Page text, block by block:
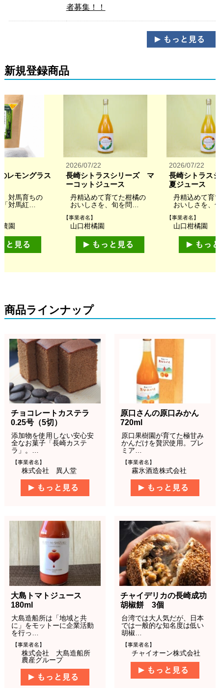
者募集！！
新規登録商品
レモングラス
対馬育ちの
対馬紅…
園
2026/07/22
長崎シトラスシリーズ マ
ーコットジュース
丹精込めて育てた柑橘の
おいしさを、旬を問…
【事業者名】
山口柑橘園
2026/07/22
長崎シトラス
夏ジュース
丹精込めて育
おいしさを、
【事業者名】
山口柑橘園
商品ラインナップ
チョコレートカステラ
0.25号（5切）
添加物を使用しない安心安
全なお菓子「長崎カステ
ラ」。…
【事業者名】
株式会社 異人堂
原口さんの原口みかん
720ml
原口果樹園が育てた極甘み
かんだけを贅沢使用。プレ
ミア…
【事業者名】
霧氷酒造株式会社
大島トマトジュース
180ml
大島造船所は「地域と共
に」をモットーに企業活動
を行っ…
【事業者名】
株式会社 大島造船所
農産グループ
チャイデリカの長崎成功
胡椒餅 3個
台湾では大人気だが、日本
では一般的な知名度は低い
胡椒…
【事業者名】
チャイオーン株式会社